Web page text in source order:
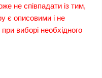
не співпадати із тим,
є описовими і не
виборі необхідного